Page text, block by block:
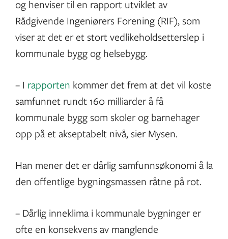
og henviser til en rapport utviklet av
Rådgivende Ingeniørers Forening (RIF), som
viser at det er et stort vedlikeholdsetterslep i
kommunale bygg og helsebygg.
– I rapporten kommer det frem at det vil koste
samfunnet rundt 160 milliarder å få
kommunale bygg som skoler og barnehager
opp på et akseptabelt nivå, sier Mysen.
Han mener det er dårlig samfunnsøkonomi å la
den offentlige bygningsmassen råtne på rot.
– Dårlig inneklima i kommunale bygninger er
ofte en konsekvens av manglende